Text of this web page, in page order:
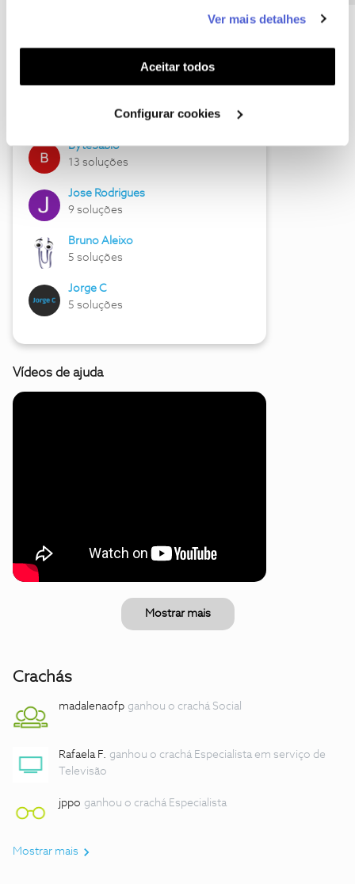
funcionalidades (cookies de personalização e
funcionalidade) e adaptar anúncios aos seus interesses
(cookies de publicidade personalizada). Pode gerir a
utilização dos cookies clicando em "Configurar
Ver mais detalhes
Aceitar todos
Configurar cookies
Hall of Fame de julho
17 soluções
ByteSábio
13 soluções
Jose Rodrigues
9 soluções
Bruno Aleixo
5 soluções
Jorge C
5 soluções
Vídeos de ajuda
Mostrar mais
Crachás
madalenaofp ganhou o crachá Social
Rafaela F. ganhou o crachá Especialista em serviço de
Televisão
jppo ganhou o crachá Especialista
Mostrar mais